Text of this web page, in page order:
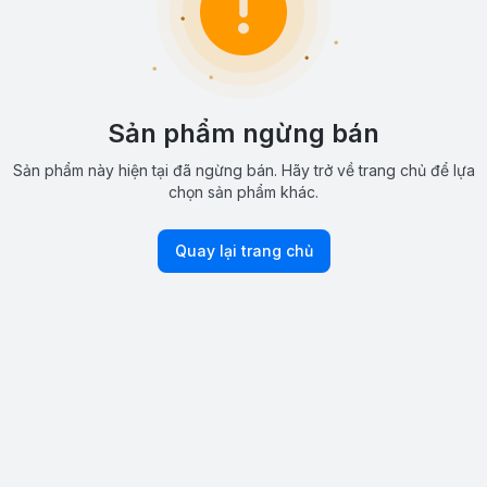
Sản phẩm ngừng bán
Sản phẩm này hiện tại đã ngừng bán. Hãy trở về trang chủ để lựa
chọn sản phẩm khác.
Quay lại trang chủ